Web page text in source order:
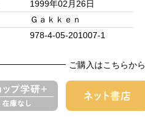
1999年02月26日
Ｇａｋｋｅｎ
978-4-05-201007-1
ご購入はこちらから